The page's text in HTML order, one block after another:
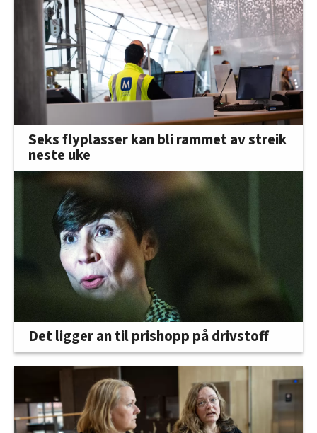
Seks flyplasser kan bli rammet av streik
neste uke
Det ligger an til prishopp på drivstoff